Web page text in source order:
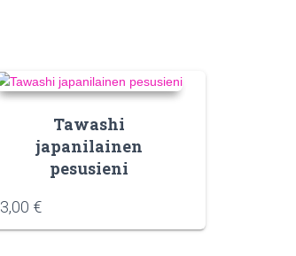
Tawashi
japanilainen
pesusieni
3,00 €